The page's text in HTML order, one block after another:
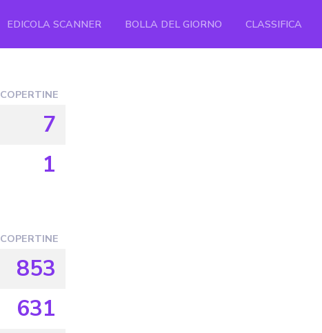
EDICOLA SCANNER BOLLA DEL GIORNO CLASSIFICA
COPERTINE
7
1
COPERTINE
853
631